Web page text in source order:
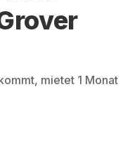
mietet 1 Monat